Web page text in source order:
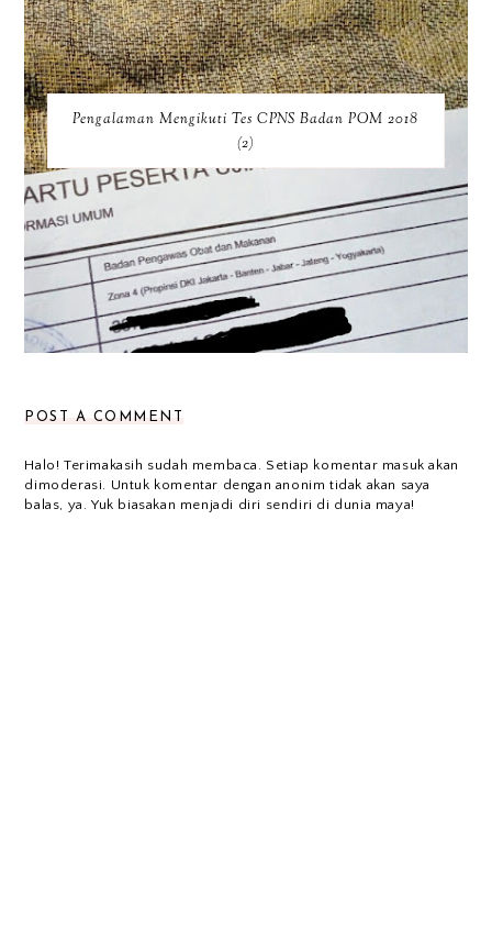
Pengalaman Mengikuti Tes CPNS Badan POM 2018
(2)
POST A COMMENT
Halo! Terimakasih sudah membaca. Setiap komentar masuk akan
dimoderasi. Untuk komentar dengan anonim tidak akan saya
balas, ya. Yuk biasakan menjadi diri sendiri di dunia maya!